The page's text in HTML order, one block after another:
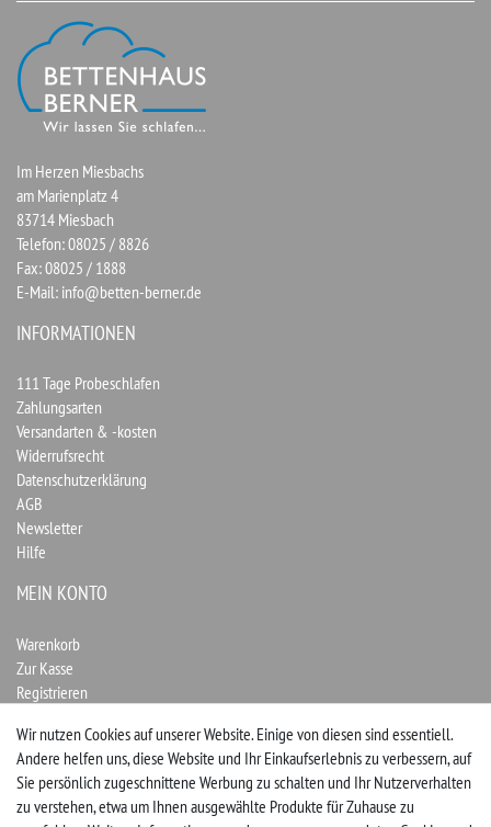
Im Herzen Miesbachs
am Marienplatz 4
83714 Miesbach
Telefon: 08025 / 8826
Fax: 08025 / 1888
E-Mail: info@betten-berner.de
INFORMATIONEN
111 Tage Probeschlafen
Zahlungsarten
Versandarten & -kosten
Widerrufsrecht
Datenschutzerklärung
AGB
Newsletter
Hilfe
MEIN KONTO
Warenkorb
Zur Kasse
Registrieren
Vertrag widerrufen
UNTERNEHMEN
Wir nutzen Cookies auf unserer Website. Einige von diesen sind essentiell.
Andere helfen uns, diese Website und Ihr Einkaufserlebnis zu verbessern, auf
Sie persönlich zugeschnittene Werbung zu schalten und Ihr Nutzerverhalten
zu verstehen, etwa um Ihnen ausgewählte Produkte für Zuhause zu